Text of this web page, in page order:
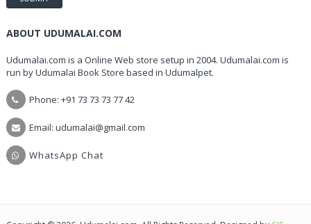
ABOUT UDUMALAI.COM
Udumalai.com is a Online Web store setup in 2004. Udumalai.com is
run by Udumalai Book Store based in Udumalpet.
Phone: +91 73 73 73 77 42
Email: udumalai@gmail.com
WhatsApp Chat